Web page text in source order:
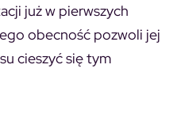
już w pierwszych
obecność pozwoli jej
cieszyć się tym